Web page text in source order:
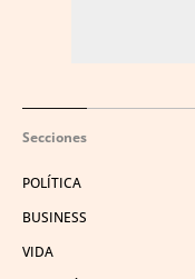
Secciones
POLÍTICA
BUSINESS
VIDA